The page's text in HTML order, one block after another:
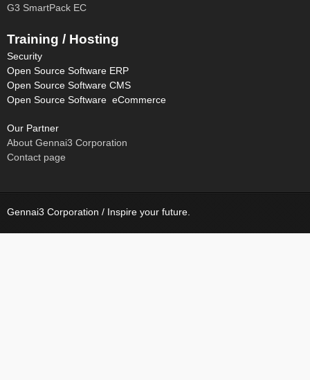
G3 SmartPack EC
Training / Hosting
Security
Open Source Software ERP
Open Source Software CMS
Open Source Software eCommerce
Our Partner
About Gennai3 Corporation
Contact page
Gennai3 Corporation / Inspire your future.